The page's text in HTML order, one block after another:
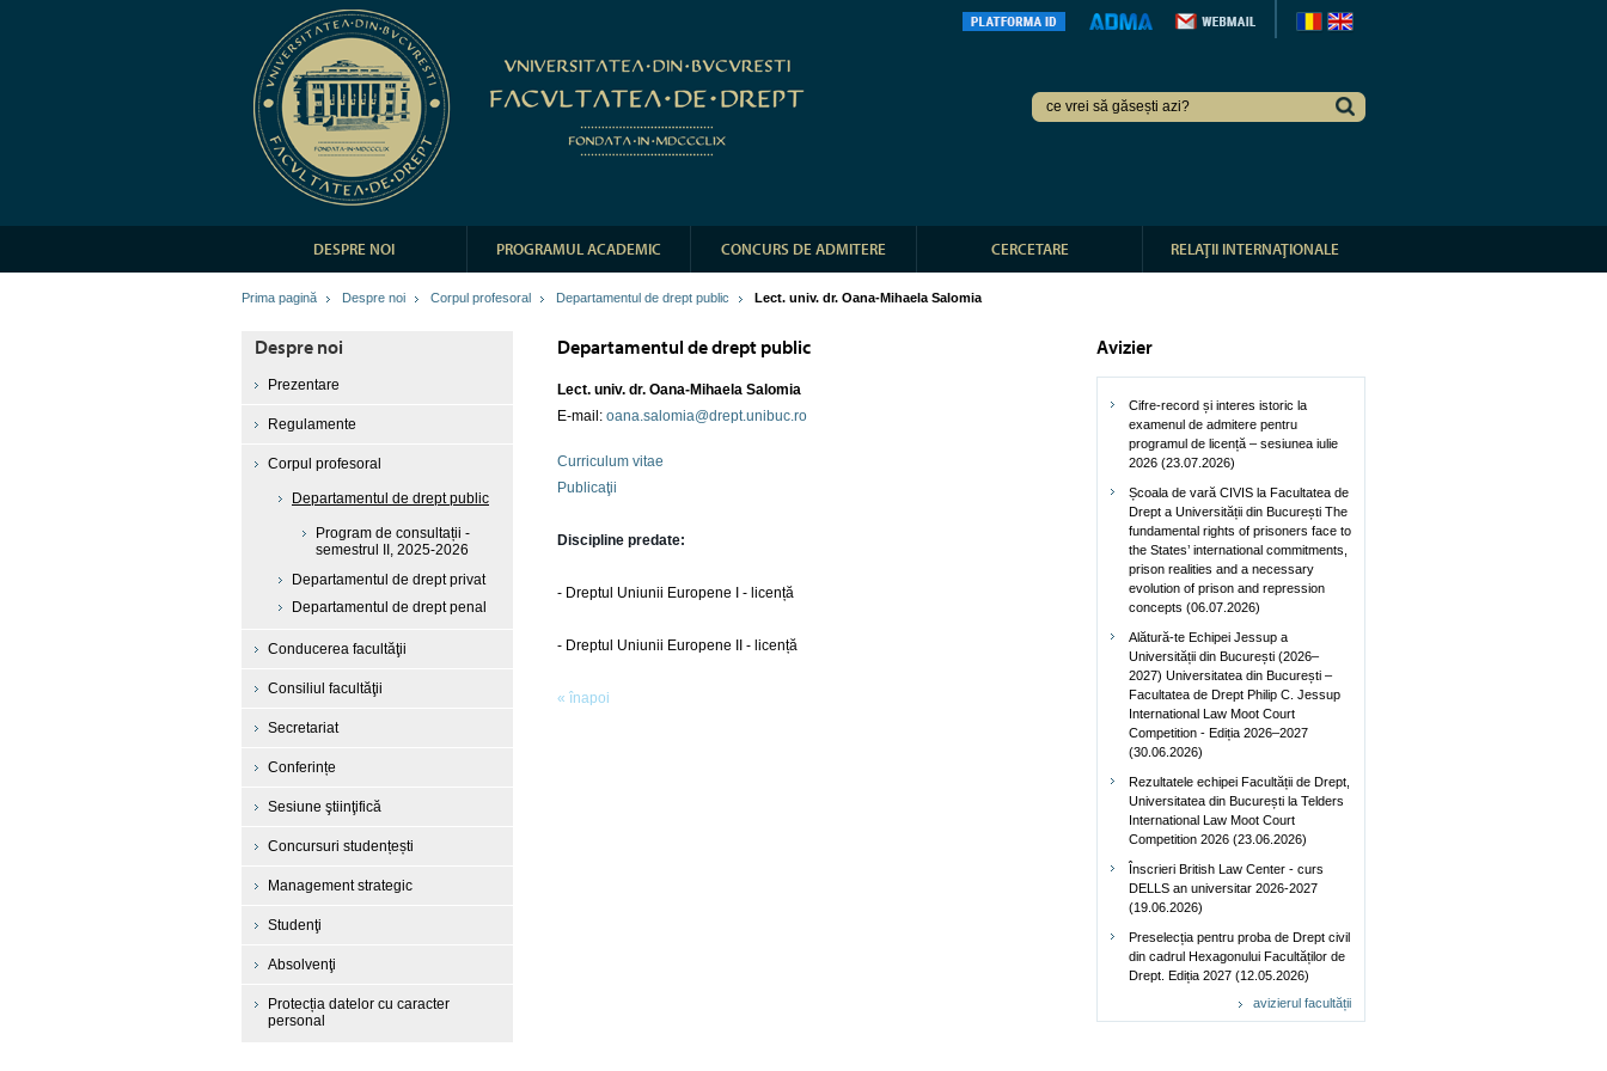
DESPRE NOI PROGRAMUL ACADEMIC CONCURS DE ADMITERE CERCETARE RELAŢII INTERNAŢIONALE
Prima pagină Despre noi Corpul profesoral Departamentul de drept public Lect. univ. dr. Oana-Mihaela Salomia
Despre noi
Prezentare
Regulamente
Corpul profesoral
Departamentul de drept public
Program de consultații -
semestrul II, 2025-2026
Departamentul de drept privat
Departamentul de drept penal
Conducerea facultăţii
Consiliul facultăţii
Secretariat
Conferințe
Sesiune ştiinţifică
Concursuri studențești
Management strategic
Studenţi
Absolvenţi
Protecția datelor cu caracter
personal
Departamentul de drept public
Lect. univ. dr. Oana-Mihaela Salomia
E-mail: oana.salomia@drept.unibuc.ro
Curriculum vitae
Publicaţii
Discipline predate:
- Dreptul Uniunii Europene I - licență
- Dreptul Uniunii Europene II - licență
« înapoi
Avizier
Cifre-record și interes istoric la
examenul de admitere pentru
programul de licență – sesiunea iulie
2026 (23.07.2026)
Școala de vară CIVIS la Facultatea de
Drept a Universității din București The
fundamental rights of prisoners face to
the States’ international commitments,
prison realities and a necessary
evolution of prison and repression
concepts (06.07.2026)
Alătură-te Echipei Jessup a
Universității din București (2026–
2027) Universitatea din București –
Facultatea de Drept Philip C. Jessup
International Law Moot Court
Competition - Ediția 2026–2027
(30.06.2026)
Rezultatele echipei Facultății de Drept,
Universitatea din București la Telders
International Law Moot Court
Competition 2026 (23.06.2026)
Înscrieri British Law Center - curs
DELLS an universitar 2026-2027
(19.06.2026)
Preselecția pentru proba de Drept civil
din cadrul Hexagonului Facultăților de
Drept. Ediția 2027 (12.05.2026)
avizierul facultății